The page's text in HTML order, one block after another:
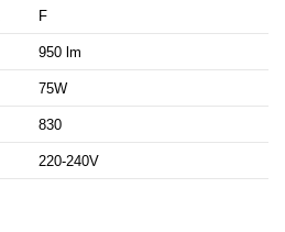
F
950 lm
75W
830
220-240V